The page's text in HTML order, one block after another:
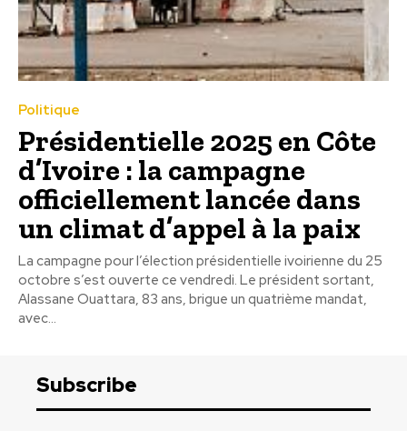
Politique
Présidentielle 2025 en Côte
d’Ivoire : la campagne
officiellement lancée dans
un climat d’appel à la paix
La campagne pour l’élection présidentielle ivoirienne du 25
octobre s’est ouverte ce vendredi. Le président sortant,
Alassane Ouattara, 83 ans, brigue un quatrième mandat,
avec...
Subscribe